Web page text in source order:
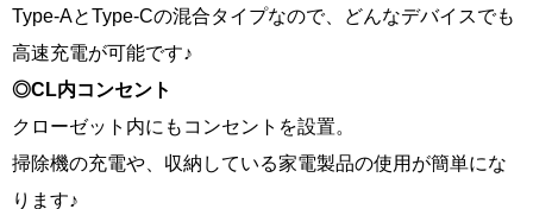
Type-AとType-Cの混合タイプなので、どんなデバイスでも
高速充電が可能です♪
◎CL内コンセント
クローゼット内にもコンセントを設置。
掃除機の充電や、収納している家電製品の使用が簡単にな
ります♪